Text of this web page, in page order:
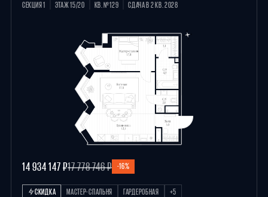
СЕКЦИЯ 1 ЭТАЖ 15/20 КВ. №129 СДАЧА В 2 КВ. 2028
14 934 147 ₽17 778 746 ₽ -16%
СКИДКА МАСТЕР-СПАЛЬНЯ ГАРДЕРОБНАЯ +5